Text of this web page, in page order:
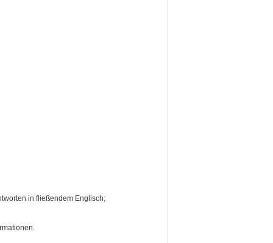
in fließendem Englisch;